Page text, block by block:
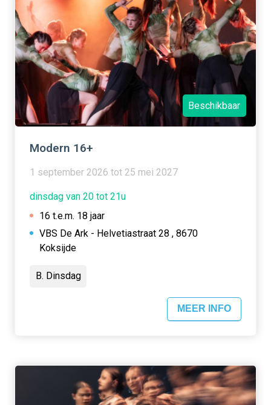
Beschikbaar
Modern 16+
1 september 2026 tot 25 mei 2027
dinsdag van 20 tot 21u
16 t.e.m. 18 jaar
VBS De Ark - Helvetiastraat 28 , 8670
Koksijde
B. Dinsdag
MEER INFO